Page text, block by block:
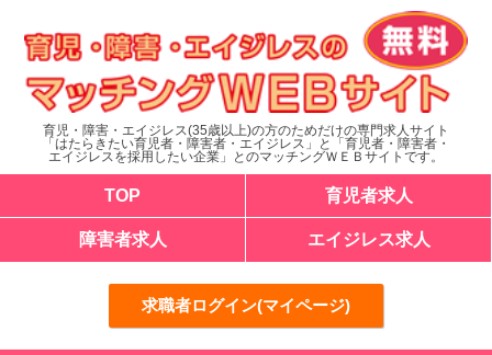
育児・障害・エイジレス(35歳以上)の方のためだけの専門求人サイト
「はたらきたい育児者・障害者・エイジレス」と「育児者・障害者・
エイジレスを採用したい企業」とのマッチングＷＥＢサイトです。
TOP 育児者求人
障害者求人 エイジレス求人
求職者ログイン(マイページ)